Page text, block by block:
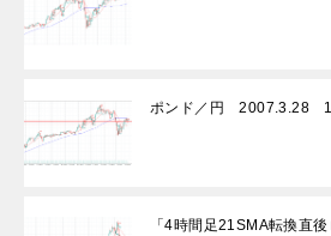
ポンド／円 2007.3.28
「4時間足21SMA転換直